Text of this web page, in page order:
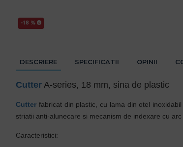
-18 %
DESCRIERE SPECIFICATII OPINII
Cutter A-series, 18 mm, sina de plastic
Cutter fabricat din plastic, cu lama din otel
striatii anti-alunecare si mecanism de indexare cu arc
Caracteristici: